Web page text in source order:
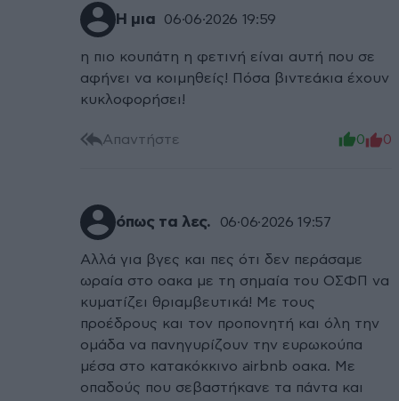
Η μια 06·06·2026 19:59
η πιο κουπάτη η φετινή είναι αυτή που σε
αφήνει να κοιμηθείς! Πόσα βιντεάκια έχουν
κυκλοφορήσει!
Απαντήστε 0 0
όπως τα λες. 06·06·2026 19:57
Αλλά για βγες και πες ότι δεν περάσαμε
ωραία στο οακα με τη σημαία του ΟΣΦΠ να
κυματίζει θριαμβευτικά! Με τους
προέδρους και τον προπονητή και όλη την
ομάδα να πανηγυρίζουν την ευρωκούπα
μέσα στο κατακόκκινο airbnb οακα. Με
οπαδούς που σεβαστήκανε τα πάντα και